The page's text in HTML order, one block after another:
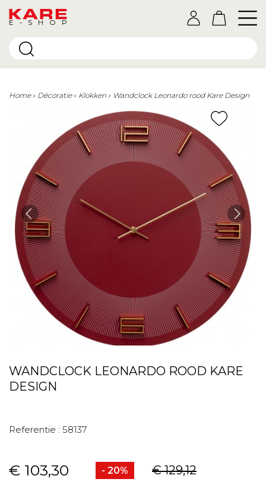
E-SHOP
Home Décoratie Klokken Wandclock Leonardo rood Kare Design
WANDCLOCK LEONARDO ROOD KARE
DESIGN
Referentie : 58137
€ 103,30 - 20% € 129,12